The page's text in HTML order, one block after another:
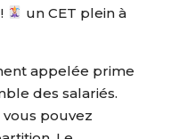
un CET plein à
appelée prime
des salariés.
pouvez